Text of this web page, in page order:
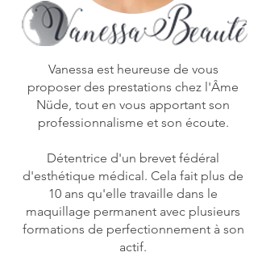
Vanessa est heureuse de vous
proposer des prestations chez l'Âme
Nüde, tout en vous apportant son
professionnalisme et son écoute.
Détentrice d'un brevet fédéral
d'esthétique médical. Cela fait plus de
10 ans qu'elle travaille dans le
maquillage permanent avec plusieurs
formations de perfectionnement à son
actif.